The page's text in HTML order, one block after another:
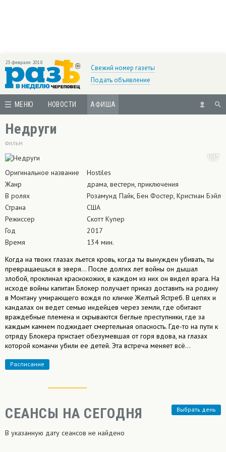
23 февраля 2018
Свежий номер газеты
Подать объявление
МЕНЮ НОВОСТИ АФИША
Недруги
ФИЛЬМ
Оригинальное название
Hostiles
Жанр
драма, вестерн, приключения
В ролях
Розамунд Пайк, Бен Фостер, Кристиан Бэйл
Страна
США
Режиссер
Скотт Купер
Год
2017
Время
134 мин.
Когда на твоих глазах льется кровь, когда ты вынужден убивать, ты
превращаешься в зверя… После долгих лет войны он дышал
злобой, проклинал краснокожих, в каждом из них он видел врага. На
исходе войны капитан Блокер получает приказ доставить на родину
в Монтану умирающего вождя по кличке Желтый Ястреб. В цепях и
кандалах он ведет семью индейцев через земли, где обитают
враждебные племена и скрываются беглые преступники, где за
каждым камнем поджидает смертельная опасность. Где-то на пути к
отряду Блокера пристает обезумевшая от горя вдова, на глазах
которой команчи убили ее детей. Эта встреча меняет всё…
Расписание
Выбрать день
СЕАНСЫ НА СЕГОДНЯ
В указанную дату сеансов не найдено